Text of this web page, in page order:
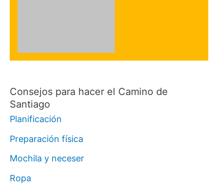
Consejos para hacer el Camino de
Santiago
Planificación
Preparación física
Mochila y neceser
Ropa